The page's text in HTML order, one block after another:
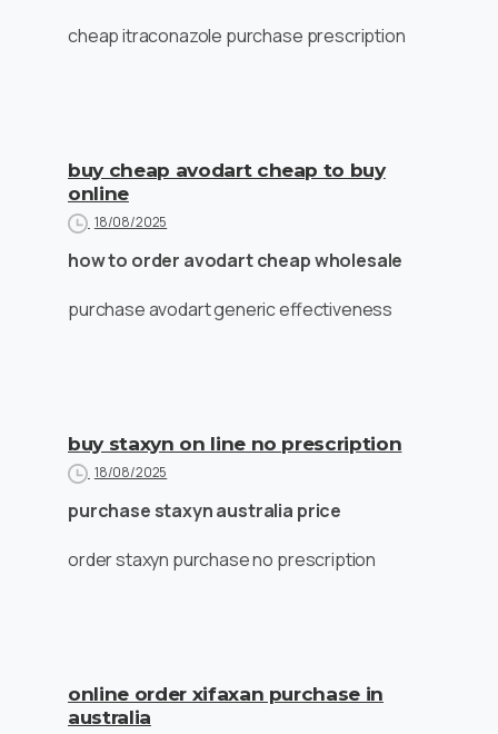
cheap itraconazole purchase prescription
buy cheap avodart cheap to buy
online
18/08/2025
how to order avodart cheap wholesale
purchase avodart generic effectiveness
buy staxyn on line no prescription
18/08/2025
purchase staxyn australia price
order staxyn purchase no prescription
online order xifaxan purchase in
australia